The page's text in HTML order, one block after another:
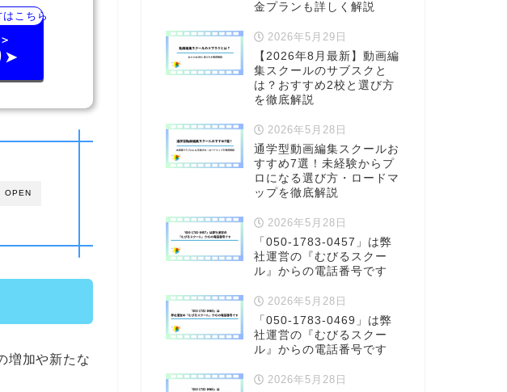
こちら
➤
OPEN
増加や新たな
金プランも詳しく解説
2026年5月29日
【2026年8月最新】動画編
集スクールのサブスクと
は？おすすめ2校と選び方
を徹底解説
2026年5月28日
通学型動画編集スクールお
すすめ7選！未経験からプ
ロになる選び方・ロードマ
ップを徹底解説
2026年5月28日
「050-1783-0457」は弊
社運営の『むびるスクー
ル』からの電話番号です
2026年5月28日
「050-1783-0469」は弊
社運営の『むびるスクー
ル』からの電話番号です
2026年5月28日